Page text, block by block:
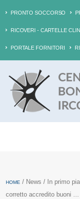
PRONTO SOCCORSO
RICOVERI - CARTELLE
PORTALE FORNITORI
HOME / News / In primo
corretto accredito buoni ...